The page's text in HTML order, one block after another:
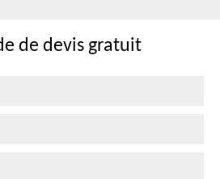
de devis gratuit